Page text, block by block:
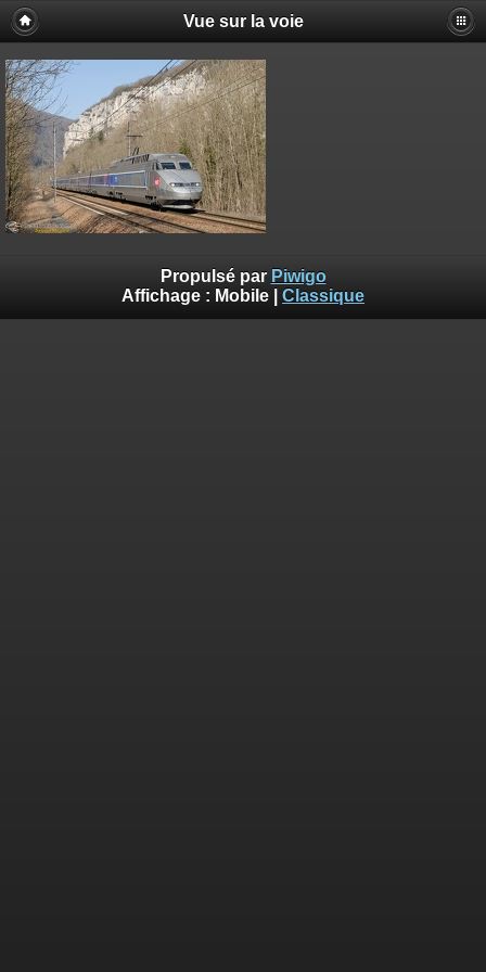
Vue sur la voie
Propulsé par Piwigo
Affichage : Mobile Classique